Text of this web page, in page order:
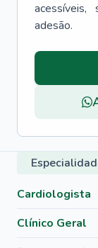
adesão.
Cardiologista
Clínico Geral